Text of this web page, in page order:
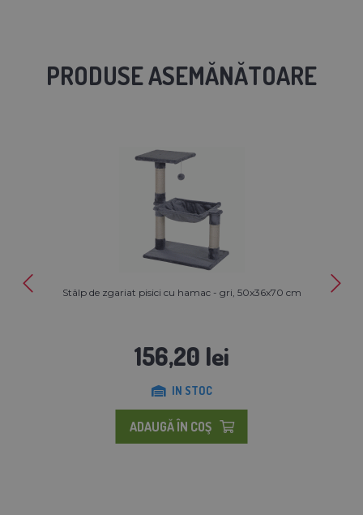
PRODUSE ASEMĂNĂTOARE
Stâlp de zgariat pisici cu hamac - gri, 50x36x70 cm
156,20 lei
IN STOC
ADAUGĂ ÎN COŞ